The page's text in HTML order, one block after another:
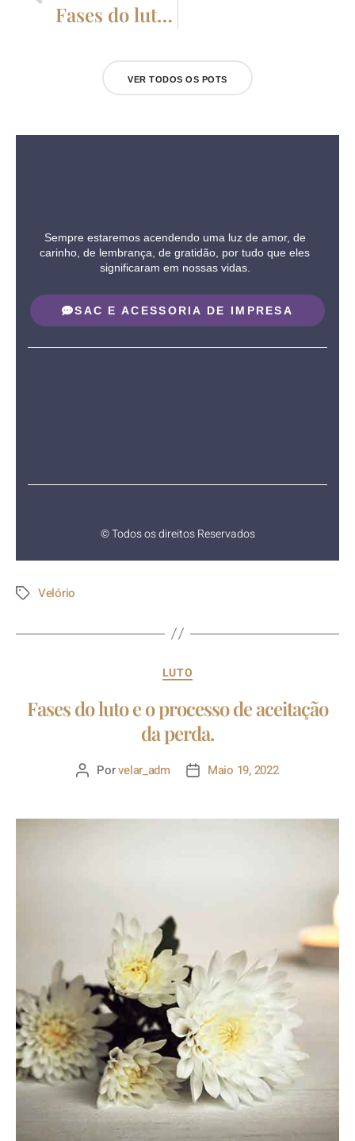
Fases do luto e o processo de aceitação da perda.
VER TODOS OS POTS
Sempre estaremos acendendo uma luz de amor, de
carinho, de lembrança, de gratidão, por tudo que eles
significaram em nossas vidas.
SAC E ACESSORIA DE IMPRESA
© Todos os direitos Reservados
Velório
LUTO
Fases do luto e o processo de aceitação
da perda.
Porvelar_adm Maio 19, 2022